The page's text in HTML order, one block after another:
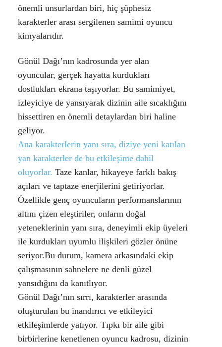
önemli unsurlardan biri, hiç şüphesiz
karakterler arası sergilenen samimi oyuncu
kimyalarıdır.
Gönül Dağı’nın kadrosunda yer alan
oyuncular, gerçek hayatta kurdukları
dostlukları ekrana taşıyorlar. Bu samimiyet,
izleyiciye de yansıyarak dizinin aile sıcaklığını
hissettiren en önemli detaylardan biri haline
geliyor.
Ana karakterlerin yanı sıra, diziye yeni katılan
yan karakterler de bu etkileşime dahil
oluyorlar. Taze kanlar, hikayeye farklı bakış
açıları ve taptaze enerjilerini getiriyorlar.
Özellikle genç oyuncuların performanslarının
altını çizen eleştiriler, onların doğal
yeteneklerinin yanı sıra, deneyimli ekip üyeleri
ile kurdukları uyumlu ilişkileri gözler önüne
seriyor.Bu durum, kamera arkasındaki ekip
çalışmasının sahnelere ne denli güzel
yansıdığını da kanıtlıyor.
Gönül Dağı’nın sırrı, karakterler arasında
oluşturulan bu inandırıcı ve etkileyici
etkileşimlerde yatıyor. Tıpkı bir aile gibi
birbirlerine kenetlenen oyuncu kadrosu, dizinin